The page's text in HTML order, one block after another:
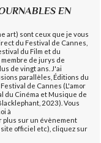
EN
art) sont ceux que je vous
du Festival de Cannes,
du Film et du
de jurys de
de vingt ans. J'ai
parallèles, Éditions du
de Cannes (L'amor
du Cinéma et Musique de
2023). Vous
à
plus sur un évènement
officiel etc), cliquez sur